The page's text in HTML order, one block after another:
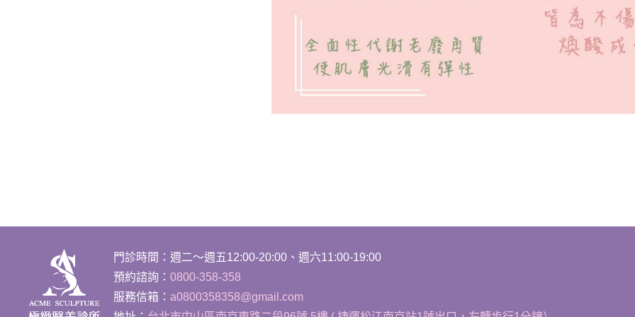
門診時間 ：週二～週五12:00-20:00、週六11:00-19:00
預約諮詢：0800-358-358
服務信箱：a0800358358@gmail.com